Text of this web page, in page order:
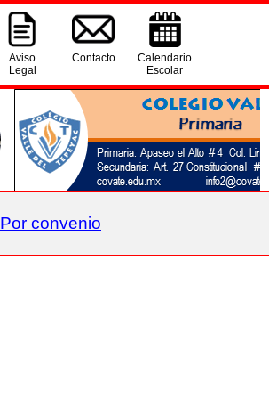
Aviso
Legal
Contacto
Calendario
Escolar
Por convenio